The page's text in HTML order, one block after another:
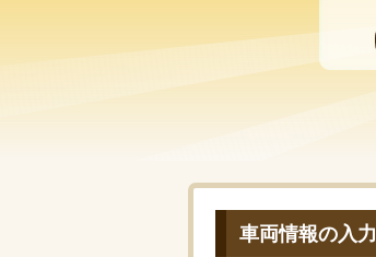
車両情報の入力